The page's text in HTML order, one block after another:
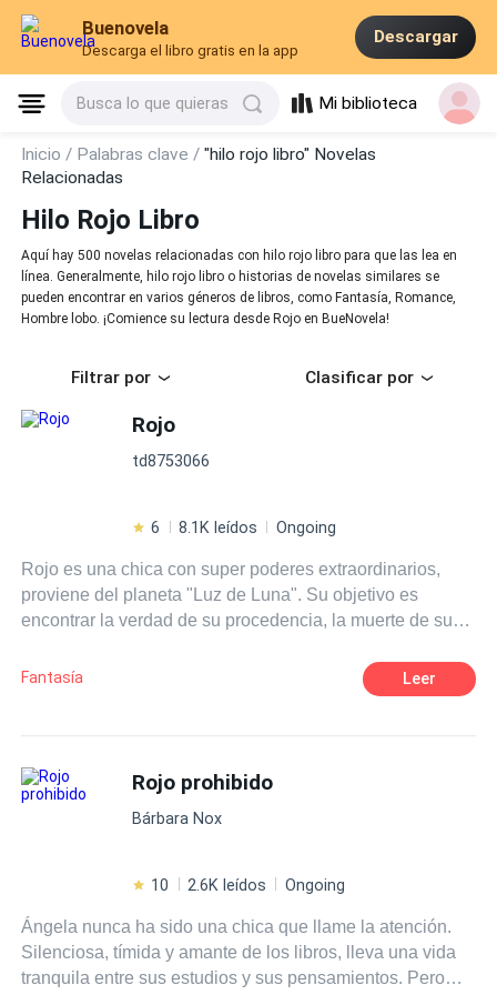
Buenovela
Descarga el libro gratis en la app
Descargar
Busca lo que quieras Mi biblioteca
Inicio / Palabras clave /"hilo rojo libro" Novelas
Relacionadas
Hilo Rojo Libro
Aquí hay 500 novelas relacionadas con hilo rojo libro para que las lea en
línea. Generalmente, hilo rojo libro o historias de novelas similares se
pueden encontrar en varios géneros de libros, como Fantasía, Romance,
Hombre lobo. ¡Comience su lectura desde Rojo en BueNovela!
Filtrar por Clasificar por
Rojo
td8753066
6 8.1K leídos Ongoing
Rojo es una chica con super poderes extraordinarios,
proviene del planeta "Luz de Luna". Su objetivo es
encontrar la verdad de su procedencia, la muerte de sus
enfrentara con su enemiga Critonita, que la secuestra
para develar el acertijo de la piedra rosa, sin saber que
que inicie la guerra de nuevo.
Fantasía Leer
Rojo prohibido
Bárbara Nox
10 2.6K leídos Ongoing
Ángela nunca ha sido una chica que llame la atención.
Silenciosa, tímida y amante de los libros, lleva una vida
tranquila entre sus estudios y sus pensamientos. Pero